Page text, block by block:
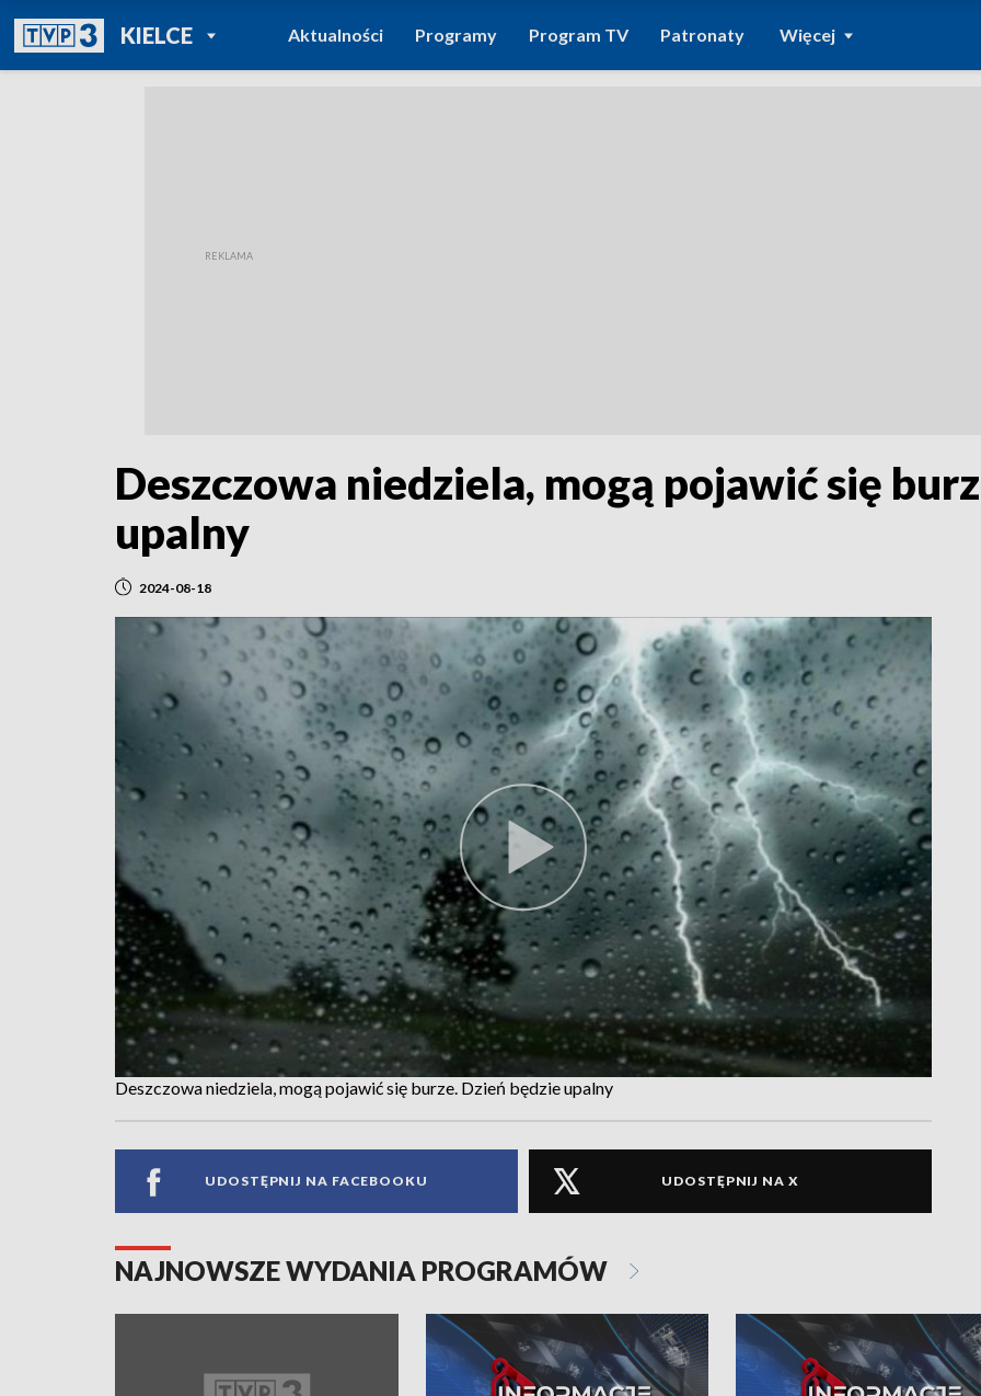
KIELCEPOWRÓT DO
TVP REGIONY
Aktualności Programy Program TV Patronaty Więcej
Deszczowa niedziela, mogą pojawić się
upalny
2024-08-18
Deszczowa niedziela, mogą pojawić się burze. Dzień będzie upalny
UDOSTĘPNIJ NA FACEBOOKU UDOSTĘPNIJ NA X
NAJNOWSZE WYDANIA PROGRAMÓW